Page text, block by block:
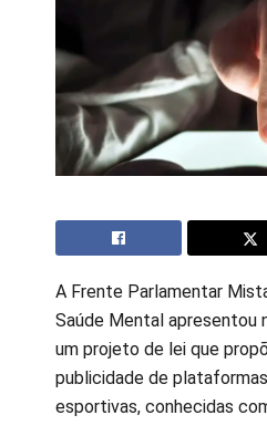
A Frente Parlamentar
Saúde Mental apresentou
um projeto de lei que
publicidade de
esportivas, conhecidas